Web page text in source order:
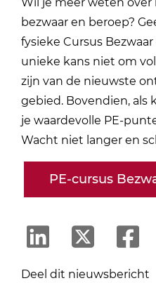
bezwaar en beroep?
fysieke Cursus
unieke kans niet om
zijn van de nieuwste
gebied. Bovendien, als
je waardevolle PE-
Wacht niet langer en
PE-cursus
Deel dit nieuwsbericht